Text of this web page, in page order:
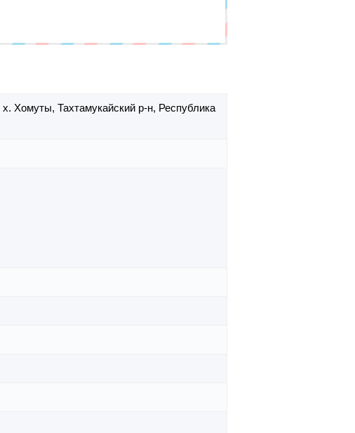
х. Хомуты, Тахтамукайский р-н, Республика